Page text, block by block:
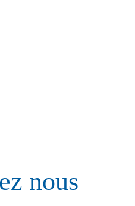
nous